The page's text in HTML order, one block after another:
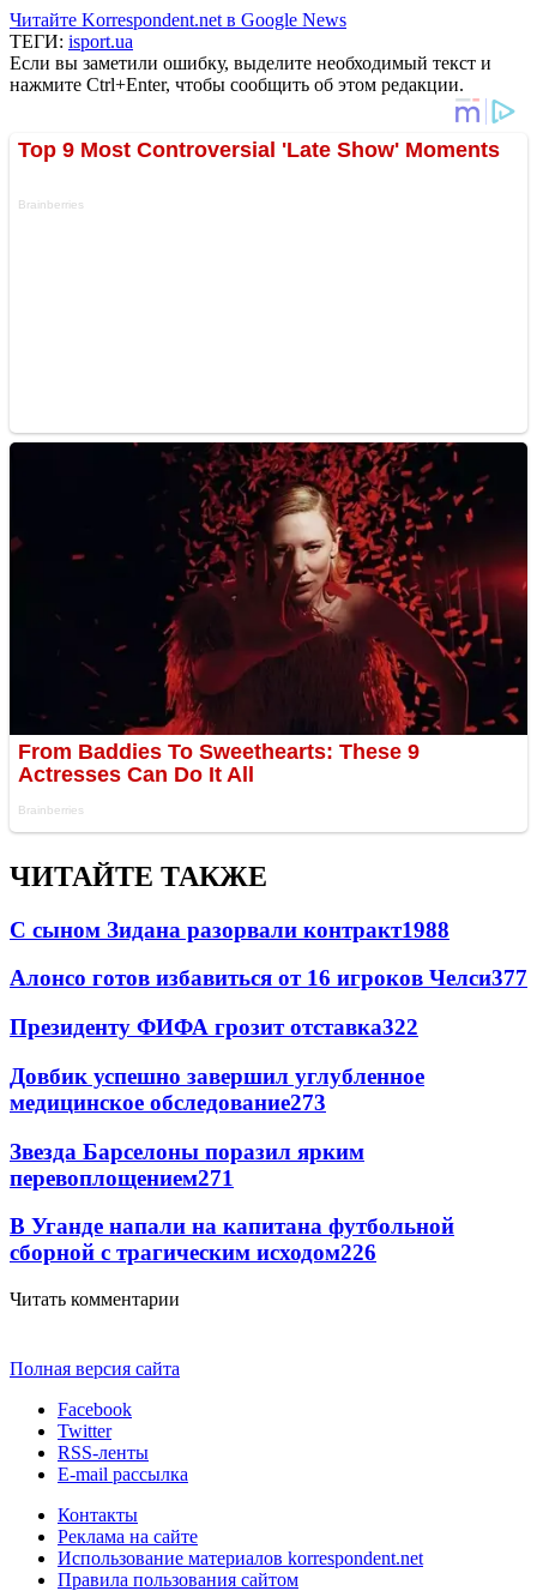
Читайте Korrespondent.net в Google News
ТЕГИ: isport.ua
Если вы заметили ошибку, выделите необходимый текст и
нажмите Ctrl+Enter, чтобы сообщить об этом редакции.
ЧИТАЙТЕ ТАКЖЕ
С сыном Зидана разорвали контракт1988
Алонсо готов избавиться от 16 игроков Челси377
Президенту ФИФА грозит отставка322
Довбик успешно завершил углубленное
медицинское обследование273
Звезда Барселоны поразил ярким
перевоплощением271
В Уганде напали на капитана футбольной
сборной с трагическим исходом226
Читать комментарии
Полная версия сайта
Facebook
Twitter
RSS-ленты
E-mail рассылка
Контакты
Реклама на сайте
Использование материалов korrespondent.net
Правила пользования сайтом